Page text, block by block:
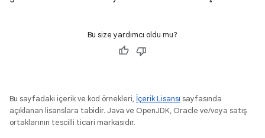
Bu size yardımcı oldu mu?
Bu sayfadaki içerik ve kod örnekleri, İçerik Lisansı sayfasında
açıklanan lisanslara tabidir. Java ve OpenJDK, Oracle ve/veya satış
ortaklarının tescilli ticari markasıdır.